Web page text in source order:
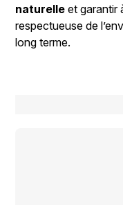
naturelle et garantir
respectueuse de
long terme.